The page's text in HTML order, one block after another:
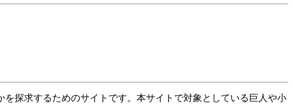
探求するためのサイトです。本サイトで対象としている巨人や小